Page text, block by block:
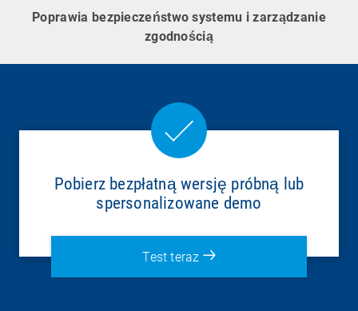
Poprawia bezpieczeństwo systemu i zarządzanie
zgodnością
Pobierz bezpłatną wersję próbną lub
spersonalizowane demo
Test teraz